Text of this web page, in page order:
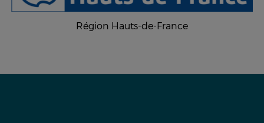
Région Hauts-de-France